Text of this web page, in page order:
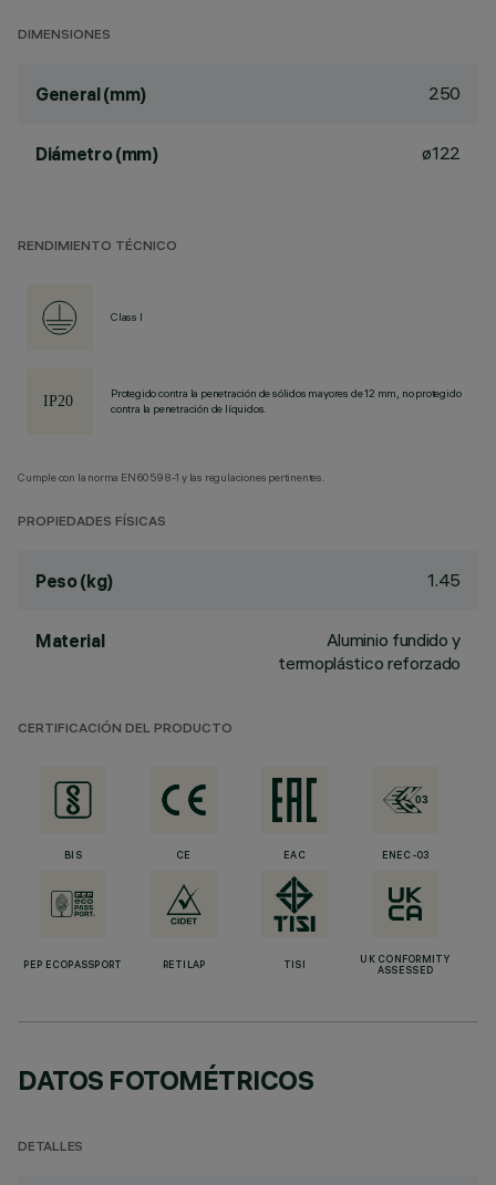
DIMENSIONES
General (mm) 250
Diámetro (mm) ø122
RENDIMIENTO TÉCNICO
Class I
Protegido contra la penetración de sólidos mayores de 12 mm, no protegido
contra la penetración de líquidos.
Cumple con la norma EN60598-1 y las regulaciones pertinentes.
PROPIEDADES FÍSICAS
Peso (kg) 1.45
Material
Aluminio fundido y
termoplástico reforzado
CERTIFICACIÓN DEL PRODUCTO
BIS CE EAC ENEC-03
PEP ECOPASSPORT RETILAP TISI
UK CONFORMITY
ASSESSED
DATOS FOTOMÉTRICOS
DETALLES